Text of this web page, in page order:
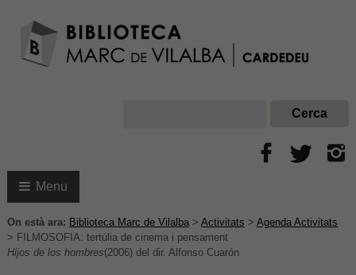
Menu
On està ara: Biblioteca Marc de Vilalba> Activitats > Agenda Activitats
> FILMOSOFIA: tertúlia de cinema i pensament
Hijos de los hombres(2006) del dir. Alfonso Cuarón